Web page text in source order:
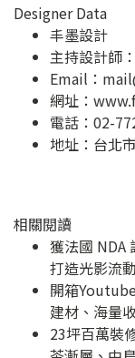
Designer Data
丰墨設計
主持設計師
Email：
網址：
電話：02-
地址： 台北
相關閱讀
獲法國 NDA
打造光影流
開箱
建材、海量
23坪百萬裝